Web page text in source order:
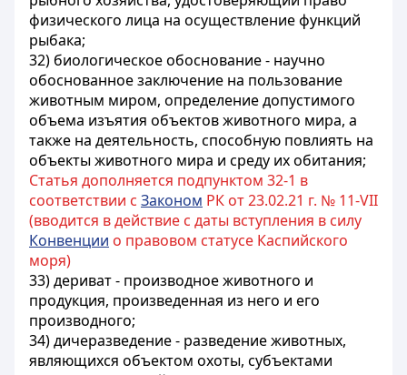
физического лица на осуществление функций
рыбака;
32) биологическое обоснование - научно
обоснованное заключение на пользование
животным миром, определение допустимого
объема изъятия объектов животного мира, а
также на деятельность, способную повлиять на
объекты животного мира и среду их обитания;
Статья дополняется подпунктом 32-1 в
соответствии с Законом РК от 23.02.21 г. № 11-VIІ
(вводится в действие с даты вступления в силу
Конвенции о правовом статусе Каспийского
моря)
33) дериват - производное животного и
продукция, произведенная из него и его
производного;
34) дичеразведение - разведение животных,
являющихся объектом охоты, субъектами